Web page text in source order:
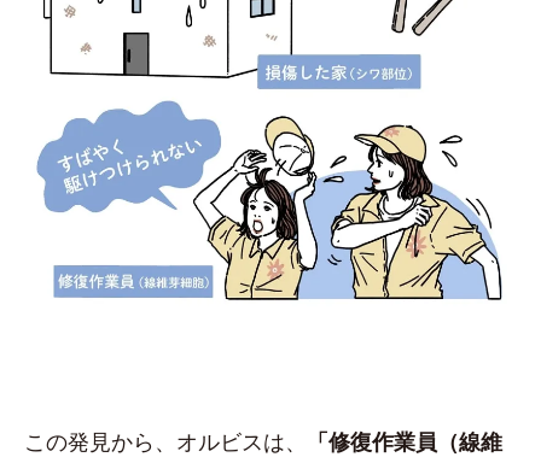
この発見から、オルビスは、
「修復作業員（線維